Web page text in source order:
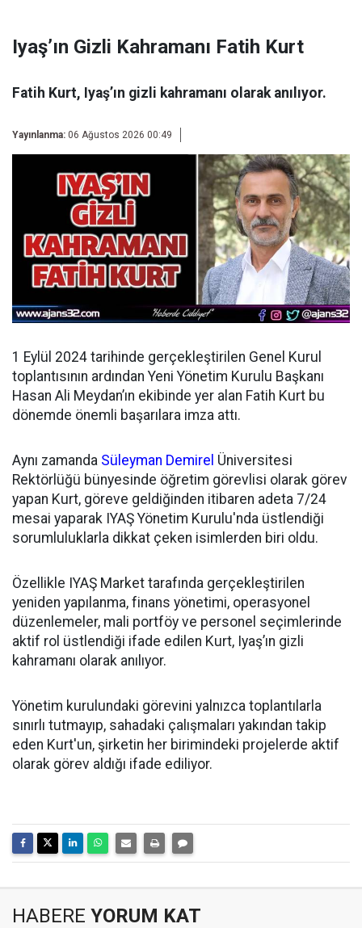
Iyaş’ın Gizli Kahramanı Fatih Kurt
Fatih Kurt, Iyaş’ın gizli kahramanı olarak anılıyor.
Yayınlanma: 06 Ağustos 2026 00:49
1 Eylül 2024 tarihinde gerçekleştirilen Genel Kurul
toplantısının ardından Yeni Yönetim Kurulu Başkanı
Hasan Ali Meydan’ın ekibinde yer alan Fatih Kurt bu
dönemde önemli başarılara imza attı.
Aynı zamanda Süleyman Demirel Üniversitesi
Rektörlüğü bünyesinde öğretim görevlisi olarak görev
yapan Kurt, göreve geldiğinden itibaren adeta 7/24
mesai yaparak IYAŞ Yönetim Kurulu'nda üstlendiği
sorumluluklarla dikkat çeken isimlerden biri oldu.
Özellikle IYAŞ Market tarafında gerçekleştirilen
yeniden yapılanma, finans yönetimi, operasyonel
düzenlemeler, mali portföy ve personel seçimlerinde
aktif rol üstlendiği ifade edilen Kurt, Iyaş’ın gizli
kahramanı olarak anılıyor.
Yönetim kurulundaki görevini yalnızca toplantılarla
sınırlı tutmayıp, sahadaki çalışmaları yakından takip
eden Kurt'un, şirketin her birimindeki projelerde aktif
olarak görev aldığı ifade ediliyor.
HABERE YORUM KAT